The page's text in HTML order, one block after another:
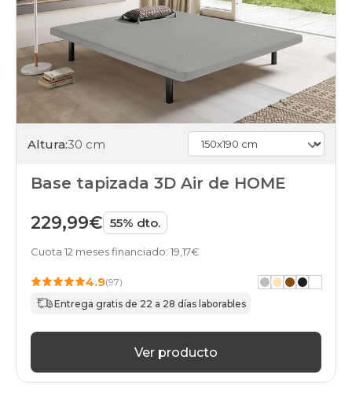
Altura:30 cm
Base tapizada 3D Air de HOME
229,99€ 55% dto.
Cuota 12 meses financiado: 19,17€
4.9(97)
Entrega gratis de 22 a 28 días laborables
Ver producto